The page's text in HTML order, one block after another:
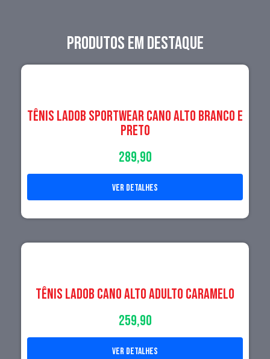
PRODUTOS EM DESTAQUE
TÊNIS LADOB SPORTWEAR CANO ALTO BRANCO E
PRETO
289,90
ver detalhes
Tênis LadoB Cano Alto Adulto Caramelo
259,90
ver detalhes